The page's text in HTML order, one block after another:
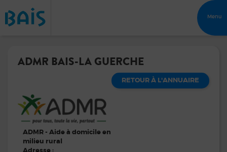
Menu
ADMR BAIS-LA GUERCHE
RETOUR À L'ANNUAIRE
ADMR - Aide à domicile en
milieu rural